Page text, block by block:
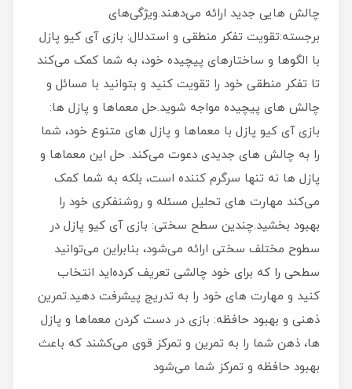
چالش هایی جدید ارائه می‌دهند.ویژگی‌های
برجسته:تقویت تفکر منطقی و استدلال: بازی آی کیو پازل
با الگوها و ساختارهای پیچیده خود، به شما کمک می‌کند
تا تفکر منطقی خود را تقویت کنید و بتوانید با مسائل و
چالش های پیچیده مواجه شوید.حل معماها و پازل ها:
بازی آی کیو پازل با معماها و پازل های متنوع خود، شما
را به چالش های جدیدی دعوت می‌کند. حل این معماها و
پازل ها نه تنها سرگرم کننده است، بلکه به شما کمک
می‌کند مهارت های تحلیل مسئله و روشنفکری خود را
بهبود بخشید.چندین سطح سختی: بازی آی کیو پازل در
سطوح مختلف سختی ارائه می‌شود، بنابراین می‌توانید
سطحی را که برای خود چالشی تعریف کرده‌اید انتخاب
کنید و مهارت های خود را به تدریج پیشرفت دهید.تمرین
ذهنی و بهبود حافظه: بازی در دست کردن معماها و پازل
ها، ذهن شما را به تمرین و تمرکز قوی می‌کشند که باعث
بهبود حافظه و تمرکز شما می‌شود